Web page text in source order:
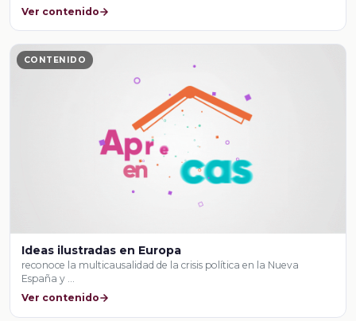
Ver contenido
CONTENIDO
Ideas ilustradas en Europa
reconoce la multicausalidad de la crisis política en la Nueva
España y …
Ver contenido